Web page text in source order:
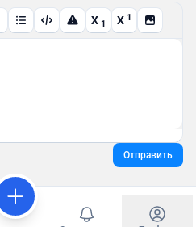
X 1 X 1
Отправить